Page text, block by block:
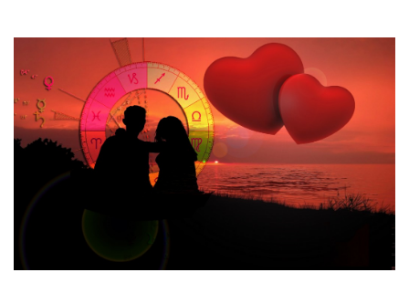
Navigation dans les images